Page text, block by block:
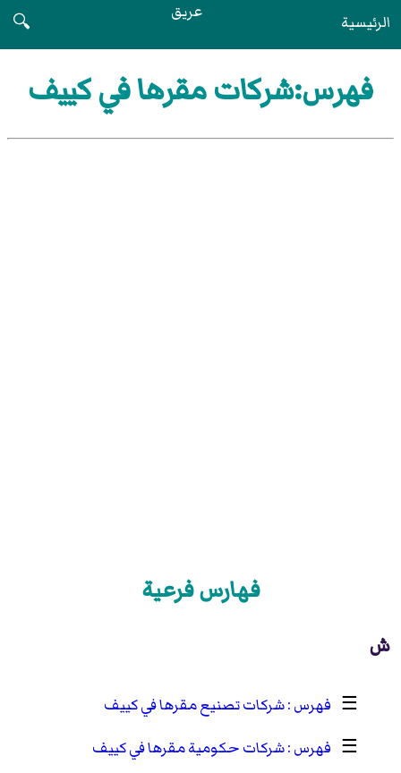
الرئيسية عريق
🔍
فهرس:شركات مقرها في كييف
فهارس فرعية
ش
☰
شركات تصنيع مقرها في كييف
☰
شركات حكومية مقرها في كييف